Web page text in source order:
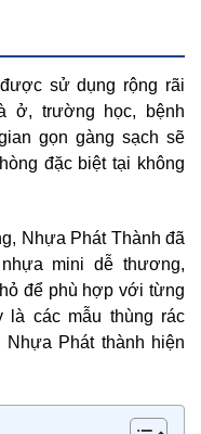
sử dụng rộng rãi
ở, trường học, bệnh
gọn gàng sạch sẽ
đặc biệt tại không
Nhựa Phát Thành đã
mini dễ thương,
để phù hợp với từng
là các mẫu thùng rác
Phát thành hiện